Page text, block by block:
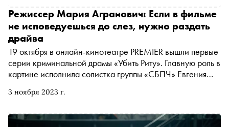
3 ноября 2023 г.
Режиссер Мария Агранович: Если в фильме
не исповедуешься до слез, нужно раздать
драйва
19 октября в онлайн-кинотеатре PREMIER вышли первые
серии криминальной драмы «Убить Риту». Главную роль в
картине исполнила солистка группы «СБПЧ» Евгения
рассказала «Снобу» о жанровом кино, петербургской